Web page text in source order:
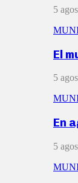
5
El
5
En
5